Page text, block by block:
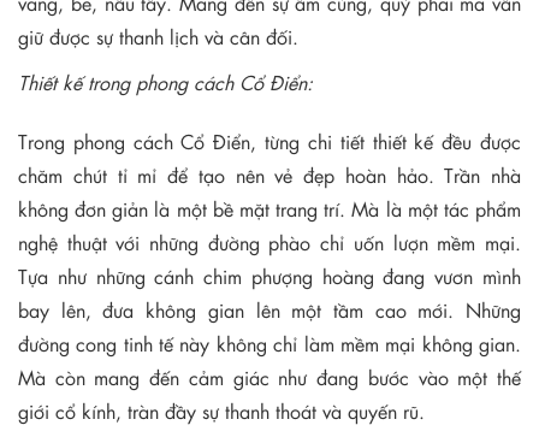
giữ được sự thanh lịch và cân đối.
Thiết kế trong phong cách Cổ Điển:
Trong phong cách Cổ Điển, từng chi tiết thiết kế đều được
chăm chút tỉ mỉ để tạo nên vẻ đẹp hoàn hảo. Trần nhà
không đơn giản là một bề mặt trang trí. Mà là một tác phẩm
nghệ thuật với những đường phào chỉ uốn lượn mềm mại.
Tựa như những cánh chim phượng hoàng đang vươn mình
bay lên, đưa không gian lên một tầm cao mới. Những
đường cong tinh tế này không chỉ làm mềm mại không gian.
Mà còn mang đến cảm giác như đang bước vào một thế
giới cổ kính, tràn đầy sự thanh thoát và quyến rũ.